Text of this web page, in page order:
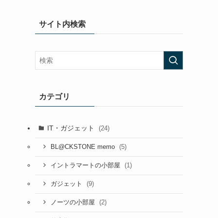
サイト内検索
カテゴリ
IT・ガジェット (24)
BL@CKSTONE memo (5)
イントラマートの小部屋 (1)
ガジェット (9)
ノーツの小部屋 (2)